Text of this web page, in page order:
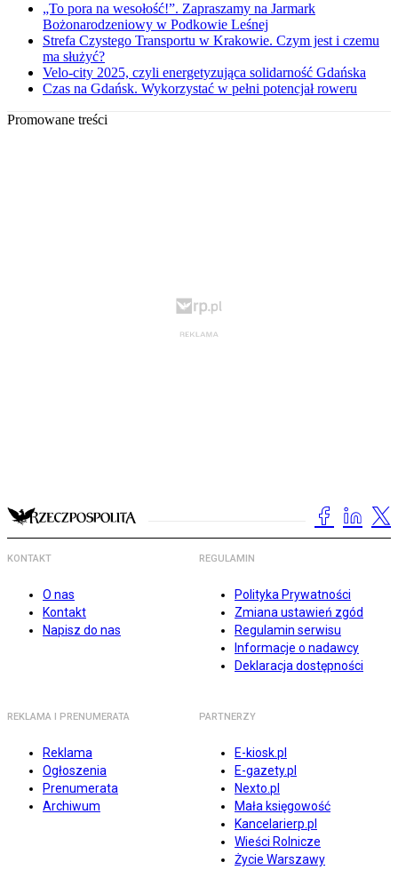
„To pora na wesołość!”. Zapraszamy na Jarmark
Bożonarodzeniowy w Podkowie Leśnej
Strefa Czystego Transportu w Krakowie. Czym jest i czemu
ma służyć?
Velo-city 2025, czyli energetyzująca solidarność Gdańska
Czas na Gdańsk. Wykorzystać w pełni potencjał roweru
Promowane treści
KONTAKT
O nas
Kontakt
Napisz do nas
REGULAMIN
Polityka Prywatności
Zmiana ustawień zgód
Regulamin serwisu
Informacje o nadawcy
Deklaracja dostępności
REKLAMA I PRENUMERATA
Reklama
Ogłoszenia
Prenumerata
Archiwum
PARTNERZY
E-kiosk.pl
E-gazety.pl
Nexto.pl
Mała księgowość
Kancelarierp.pl
Wieści Rolnicze
Życie Warszawy